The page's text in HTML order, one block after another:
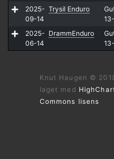
2025-
09-14
Trysil Enduro
2025-
06-14
DrammEnduro
Knut Haugen ©
laget med
Commons lisens